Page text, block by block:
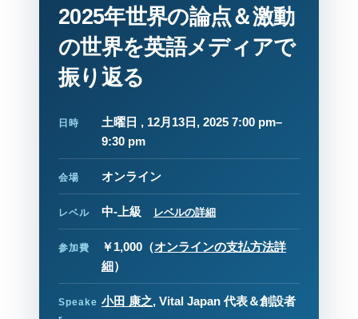
2025年世界の論点＆激動
の世界を英語メディアで
振り返る
日時
土曜日 , 12月13日, 2025 7:00 pm–
9:30 pm
会場 オンライン
レベル 中-上級 レベルの詳細
参加費 ￥1,000 （オンラインの支払方法詳
細）
Speake 小田 康之, Vital Japan 代表＆創設者